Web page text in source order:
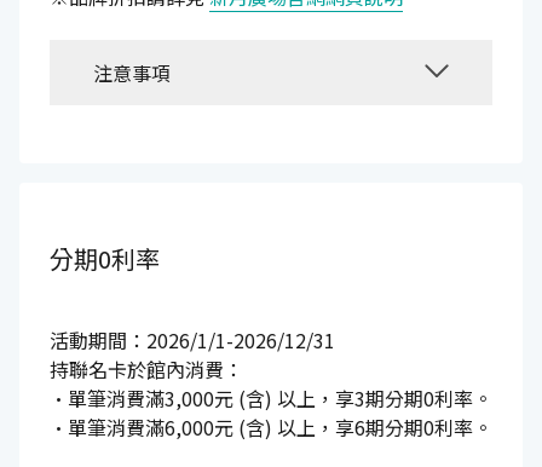
注意事項
分期0利率
活動期間： 2026/1/1-2026/12/31
持聯名卡於館內消費：
• 單筆消費滿3,000元 (含) 以上，享3期分期0利率。
• 單筆消費滿6,000元 (含) 以上，享6期分期0利率 。